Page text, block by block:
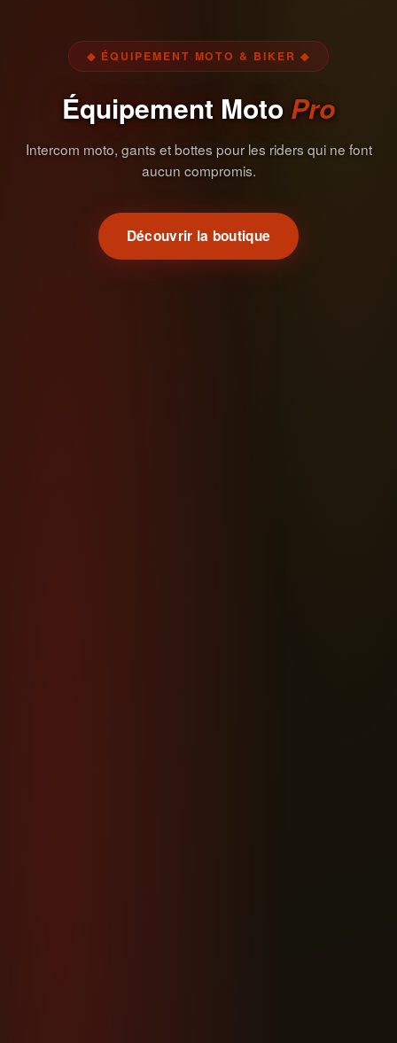
◆ ÉQUIPEMENT MOTO & BIKER ◆
Équipement Moto Pro
Intercom moto, gants et bottes pour les riders qui ne font
aucun compromis.
Découvrir la boutique